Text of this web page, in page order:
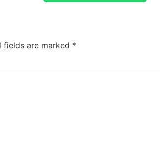
fields are marked *